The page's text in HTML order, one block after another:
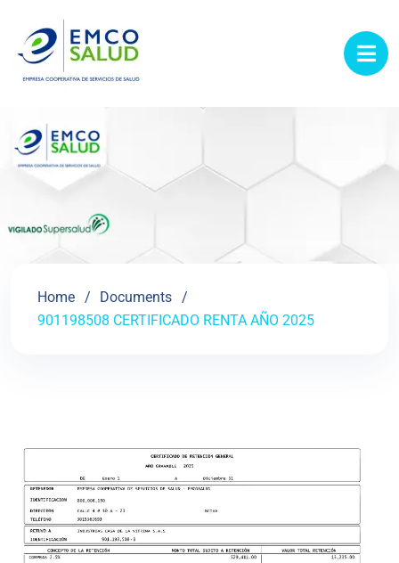
Home
Documents
901198508 CERTIFICADO RENTA AÑO 2025